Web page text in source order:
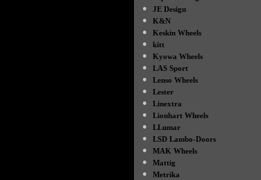
●
JE Design
●
K&N
●
Keskin Wheels
●
kitt
●
Kyowa Wheels
●
LAS Sport
●
Lenso Wheels
●
Lester
●
Linextra
●
Lionhart Wheels
●
LLumar
●
LSD Lambo-Doors
●
MAK Wheels
●
Mattig
●
Metrika